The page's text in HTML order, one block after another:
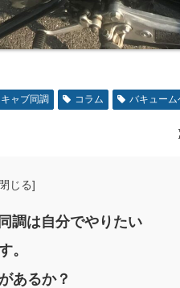
キャブ同調 コラム バキューム
調は自分でやりたい
。
あるか？